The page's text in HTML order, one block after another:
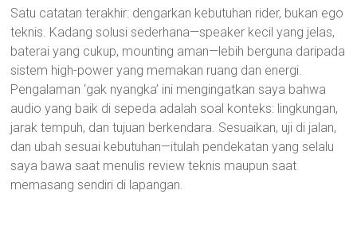
Satu catatan terakhir: dengarkan kebutuhan rider, bukan ego
teknis. Kadang solusi sederhana—speaker kecil yang jelas,
baterai yang cukup, mounting aman—lebih berguna daripada
sistem high-power yang memakan ruang dan energi.
Pengalaman ‘gak nyangka’ ini mengingatkan saya bahwa
audio yang baik di sepeda adalah soal konteks: lingkungan,
jarak tempuh, dan tujuan berkendara. Sesuaikan, uji di jalan,
dan ubah sesuai kebutuhan—itulah pendekatan yang selalu
saya bawa saat menulis review teknis maupun saat
memasang sendiri di lapangan.